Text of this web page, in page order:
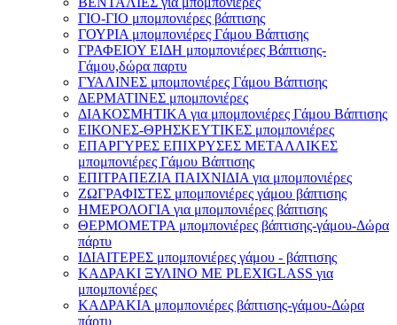
ΓΙΟ-ΓΙΟ μπομπονιέρες βάπτισης
ΓΟΥΡΙΑ μπομπονιέρες Γάμου Βάπτισης
ΓΡΑΦΕΙΟΥ ΕΙΔΗ μπομπονιέρες Βάπτισης-
Γάμου,δώρα παρτυ
ΓΥΑΛΙΝΕΣ μπομπονιέρες Γάμου Βάπτισης
ΔΕΡΜΑΤΙΝΕΣ μπομπονιέρες
ΔΙΑΚΟΣΜΗΤΙΚΑ για μπομπονιέρες Γάμου Βάπτισης
ΕΙΚΟΝΕΣ-ΘΡΗΣΚΕΥΤΙΚΕΣ μπομπονιέρες
ΕΠΑΡΓΥΡΕΣ ΕΠΙΧΡΥΣΕΣ ΜΕΤΑΛΛΙΚΕΣ
μπομπονιέρες Γάμου Βάπτισης
ΕΠΙΤΡΑΠΕΖΙΑ ΠΑΙΧΝΙΔΙΑ για μπομπονιέρες
ΖΩΓΡΑΦΙΣΤΕΣ μπομπονιέρες γάμου βάπτισης
ΗΜΕΡΟΛΟΓΙΑ για μπομπονιέρες βάπτισης
ΘΕΡΜΟΜΕΤΡΑ μπομπονιέρες βάπτισης-γάμου-Δώρα
πάρτυ
ΙΔΙΑΙΤΕΡΕΣ μπομπονιέρες γάμου - βάπτισης
ΚΑΔΡΑΚΙ ΞΥΛΙΝΟ ΜΕ PLEXIGLASS για
μπομπονιέρες
ΚΑΔΡΑΚΙΑ μπομπονιέρες βάπτισης-γάμου-Δώρα
πάρτυ